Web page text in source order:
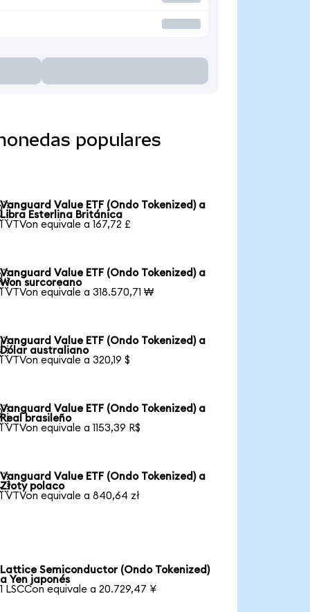
populares
Vanguard Value ETF (Ondo Tokenized) a
Libra Esterlina Británica
1 VTVon equivale a 167,72 £
Vanguard Value ETF (Ondo Tokenized) a
Won surcoreano
1 VTVon equivale a 318.570,71 ₩
Vanguard Value ETF (Ondo Tokenized) a
Dólar australiano
1 VTVon equivale a 320,19 $
Vanguard Value ETF (Ondo Tokenized) a
Real brasileño
1 VTVon equivale a 1153,39 R$
Vanguard Value ETF (Ondo Tokenized) a
Złoty polaco
1 VTVon equivale a 840,64 zł
Lattice Semiconductor (Ondo Tokenized)
a Yen japonés
1 LSCCon equivale a 20.729,47 ¥